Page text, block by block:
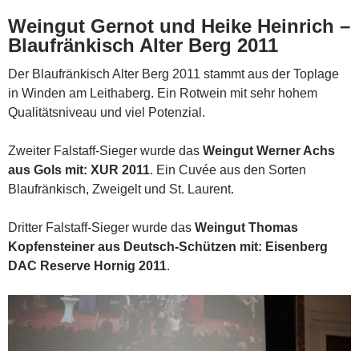
Weingut Gernot und Heike Heinrich –
Blaufränkisch Alter Berg 2011
Der Blaufränkisch Alter Berg 2011 stammt aus der Toplage
in Winden am Leithaberg. Ein Rotwein mit sehr hohem
Qualitätsniveau und viel Potenzial.
Zweiter Falstaff-Sieger wurde das Weingut Werner Achs
aus Gols mit: XUR 2011. Ein Cuvée aus den Sorten
Blaufränkisch, Zweigelt und St. Laurent.
Dritter Falstaff-Sieger wurde das Weingut Thomas
Kopfensteiner aus Deutsch-Schützen mit: Eisenberg
DAC Reserve Hornig 2011.